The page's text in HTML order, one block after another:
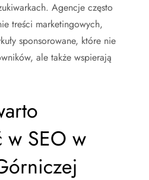
Agencje często
treści marketingowych,
sponsorowane, które nie
ale także wspierają
w SEO w